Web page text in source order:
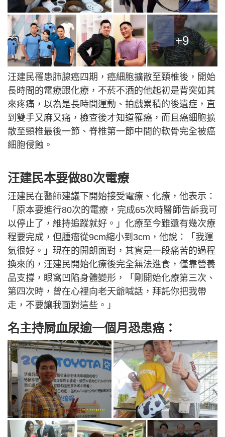
+9
汪建民罹患肺腺癌四期，癌細胞擴散至頸椎後，開始
長時間的電療跟化療，不菸不酒的他起初是背突如其
來疼痛，以為是長時間運動、拍戲累積的後遺症，直
到雙手又麻又痛，檢查後才知道罹癌，而且癌細胞擴
散至頸椎最後一節、脊椎第一節中間的軟骨完全被癌
細胞侵蝕。
汪建民本要做80次電療
汪建民在醫師建議下開始接受電療、化療，他表示：
「原本要進行80次的電療，完成65次時醫師告訴我可
以停止了，維持追蹤就好。」化療至今雖還有幾次療
程要完成，但腫瘤從9cm縮小到3cm，他說：「我運
氣很好。」現在的開朗面對，其實是一段痛苦的過程
換來的，汪建民開始化療後完全無法進食，僅靠營養
品支撐，眼窩凹陷身體變形，「剛開始化療第三次、
第四次時，曾在心裡向老天爺喊話，拜託你把我帶
走，不要讓我面對這些。」
名主持屙血尿逾一個月恐患癌：